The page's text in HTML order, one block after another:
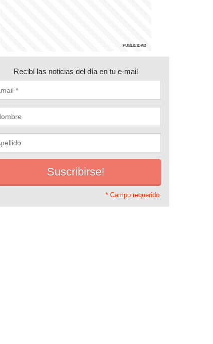
Recibí las noticias del día en tu e-mail
* Campo requerido